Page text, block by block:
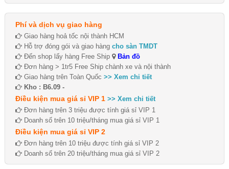
Phí và dịch vụ giao hàng
Giao hàng hoả tốc nội thành HCM
Hỗ trợ đóng gói và giao hàng cho sàn TMDT
Đến shop lấy hàng Free Ship
Bản đồ
Đơn hàng > 1tr5 Free Ship chành xe và nội thành
Giao hàng trên Toàn Quốc >> Xem chi tiết
Kho : B6.09 -
Điều kiện mua giá sỉ VIP 1 >> Xem chi tiết
Đơn hàng trên 3 triệu được tính giá sỉ VIP 1
Doanh số trên 10 triệu/tháng mua giá sỉ VIP 1
Điều kiện mua giá sỉ VIP 2
Đơn hàng trên 10 triệu được tính giá sỉ VIP 2
Doanh số trên 20 triệu/tháng mua giá sỉ VIP 2